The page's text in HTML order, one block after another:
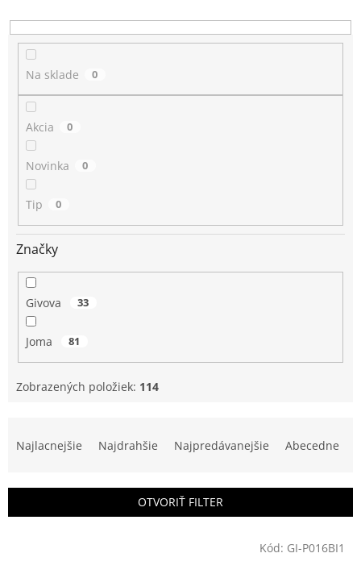
Na sklade 0
Akcia 0
Novinka 0
Tip 0
Značky
Givova 33
Joma 81
Zobrazených položiek: 114
i
Najlacnejšie Najdrahšie Najpredávanejšie Abecedne
OTVORIŤ FILTER
Kód: GI-P016BI1